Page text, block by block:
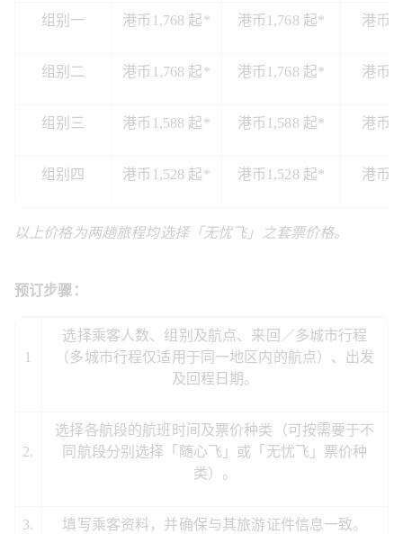
组别一 港币1,768 起* 港币1,768 起* 港币
组别二 港币1,768 起* 港币1,768 起* 港币
组别三 港币1,588 起* 港币1,588 起* 港币
组别四 港币1,528 起* 港币1,528 起* 港币
以上价格为两趟旅程均选择「无忧飞」之套票价格。
预订步骤：
1
选择乘客人数、组别及航点、来回／多城市行程
（多城市行程仅适用于同一地区内的航点）、出发
及回程日期。
2.
选择各航段的航班时间及票价种类（可按需要于不
同航段分别选择「随心飞」或「无忧飞」票价种
类）。
3. 填写乘客资料，并确保与其旅游证件信息一致。